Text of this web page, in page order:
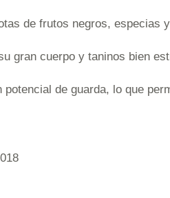
de frutos negros, especias
gran cuerpo y taninos bien
potencial de guarda, lo que